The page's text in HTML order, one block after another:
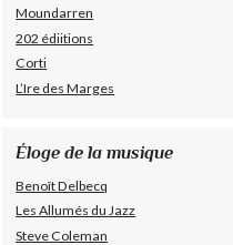
Moundarren
202 édiitions
Corti
L’Ire des Marges
Éloge de la musique
Benoît Delbecq
Les Allumés du Jazz
Steve Coleman